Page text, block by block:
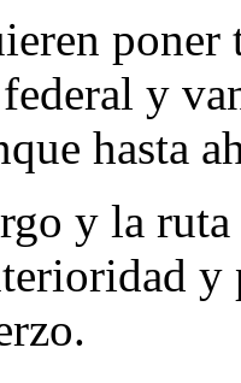
poner
y
hasta
y la ruta